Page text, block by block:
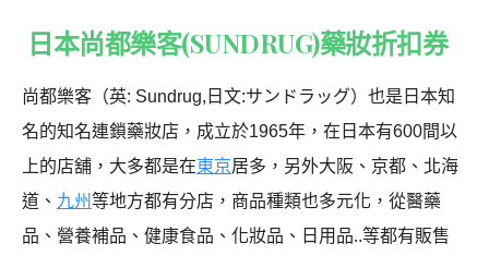
日本尚都樂客(SUNDRUG)藥妝折扣券
尚都樂客（英: Sundrug,日文:サンドラッグ）也是日本知
名的知名連鎖藥妝店，成立於1965年，在日本有600間以
上的店舖，大多都是在東京居多，另外大阪、京都、北海
道、 九州等地方都有分店，商品種類也多元化，從醫藥
品、營養補品、健康食品、化妝品、日用品..等都有販售